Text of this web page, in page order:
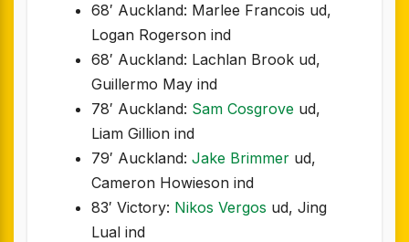
68′ Auckland: Marlee Francois ud,
Logan Rogerson ind
68′ Auckland: Lachlan Brook ud,
Guillermo May ind
78′ Auckland: Sam Cosgrove ud,
Liam Gillion ind
79′ Auckland: Jake Brimmer ud,
Cameron Howieson ind
83′ Victory: Nikos Vergos ud, Jing
Lual ind